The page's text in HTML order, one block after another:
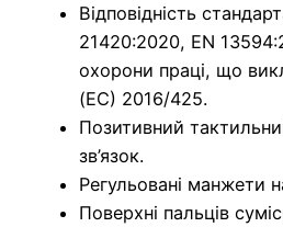
Відповідність
21420:2020, EN
охорони праці, що
(EC) 2016/425.
Позитивний
зв’язок.
Регульовані манжети
Поверхні пальців